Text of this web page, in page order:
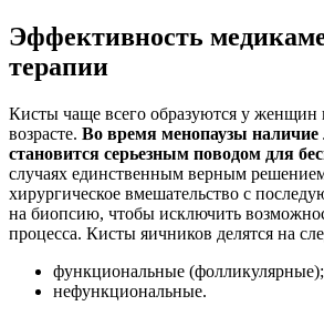
Эффективность
терапии
Кисты чаще всего образуются у женщин
возрасте. Во время менопаузы
становится серьезным поводом для
случаях единственным верным решением
хирургическое вмешательство с
на биопсию, чтобы исключить
процесса. Кисты яичников делятся на
функциональные (фолликулярные);
нефункциональные.